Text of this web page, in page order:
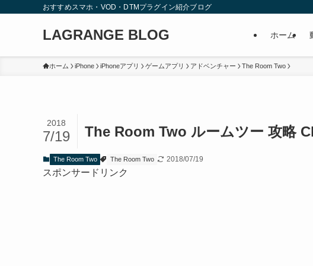
おすすめスマホ・VOD・DTMプラグイン紹介ブログ
LAGRANGE BLOG ホーム
ホーム iPhone iPhoneアプリ ゲームアプリ アドベンチャー The Room Two
The Room Two ルームツー 攻略
2018
7/19
The Room Two The Room Two 2018/07/19
スポンサードリンク